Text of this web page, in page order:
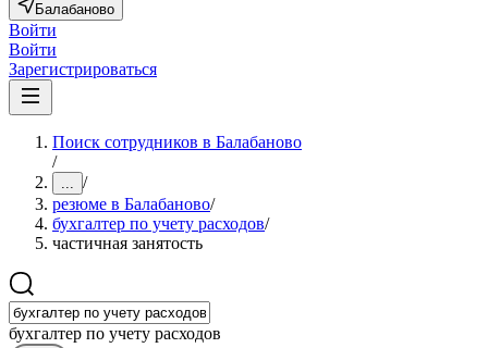
Балабаново
Войти
Войти
Зарегистрироваться
Поиск сотрудников в Балабаново
/
... /
резюме в Балабаново/
бухгалтер по учету расходов/
частичная занятость
бухгалтер по учету расходов